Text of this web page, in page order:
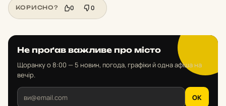
КОРИСНО? 0 0
Не проґав важливе про місто
Щоранку о 8:00 — 5 новин, погода, графіки й одна афіша на
вечір.
OK